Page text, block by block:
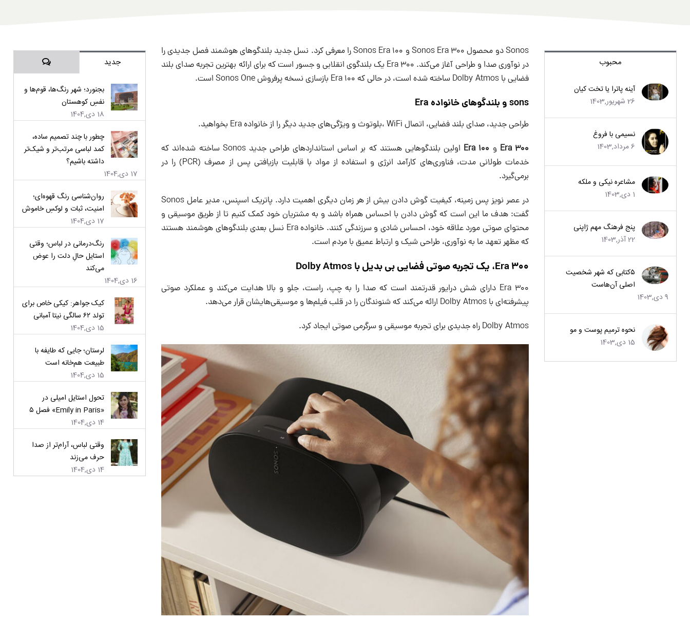
محبوب
آینه پاترا یا تخت کیان
26 شهریور,1403
نسیمی با فروغ
6 مرداد,1403
مشاعره نیکی و ملکه
1 دی,1403
پنج فرهنگ مهم ژاپنی
22 آذر,1403
۵کتابی که شهر شخصیت
اصلی آن‌هاست
9 دی,1403
نحوه ترمیم پوست و مو
15 دی,1403
Sonos دو محصول Sonos Era 300 و Sonos Era 100 را معرفی کرد. نسل جدید بلندگوهای هوشمند فصل جدیدی را
در نوآوری صدا و طراحی آغاز می‌کند. Era 300 یک بلندگوی انقلابی و جسور است که برای ارائه بهترین تجربه صدای بلند
فضایی با Dolby Atmos ساخته شده است، در حالی که Era 100 بازسازی نسخه پرفروش‌ Sonos One است.
sons و بلندگوهای خانواده Era
طراحی جدید، صدای بلند فضایی، اتصال WiFi ،بلوتوث و ویژگی‌های جدید دیگر را از خانواده Era بخواهید.
Era 300 و Era 100
اولین بلندگوهایی هستند که بر اساس استانداردهای طراحی جدید Sonos ساخته شده‌اند که
خدمات طولانی مدت، فناوری‌های کارآمد انرژی و استفاده از مواد با قابلیت بازیافتی پس از مصرف (PCR) را در
برمی‌گیرد.
در عصر نویز پس زمینه، کیفیت گوش دادن بیش از هر زمان دیگری اهمیت دارد. پاتریک اسپنس، مدیر عامل Sonos
گفت: هدف ما این است که گوش دادن با احساس همراه باشد و به مشتریان خود کمک کنیم تا از طریق موسیقی و
محتوای صوتی مورد علاقه خود، احساس شادی و سرزندگی کنند. خانواده Era نسل بعدی بلندگوهای هوشمند هستند
که مظهر تعهد ما به نوآوری، طراحی شیک و ارتباط عمیق با مردم است.
Era 300، یک تجربه صوتی فضایی بی بدیل با Dolby Atmos
Era 300 دارای شش درایور قدرتمند است که صدا را به چپ، راست، جلو و بالا هدایت می‌کند و عملکرد صوتی
پیشرفته‌ای با Dolby Atmos ارائه می‌کند که شنوندگان را در قلب فیلم‌ها و موسیقی‌هایشان قرار می‌دهد.
Dolby Atmos راه جدیدی برای تجربه موسیقی و سرگرمی صوتی ایجاد کرد.
جدید دیدگاه‌ها
بجنورد؛ شهر رنگ‌ها، قوم‌ها و
نفسِ کوهستان
18 دی,1404
چطور با چند تصمیم ساده،
کمد لباسی مرتب‌تر و شیک‌تر
داشته باشیم؟
17 دی,1404
روان‌شناسی رنگ قهوه‌ای؛
امنیت، ثبات و لوکسِ خاموش
17 دی,1404
رنگ‌درمانی در لباس؛ وقتی
استایل حالِ دلت را عوض
می‌کند
16 دی,1404
کیک جواهر: کیکی خاص برای
تولد ۶۲ سالگی نیتا آمبانی
15 دی,1404
لرستان؛ جایی که طایفه با
طبیعت هم‌خانه است
15 دی,1404
تحول استایل امیلی در
«Emily in Paris» فصل ۵
14 دی,1404
وقتی لباس، آرام‌تر از صدا
حرف می‌زند
14 دی,1404